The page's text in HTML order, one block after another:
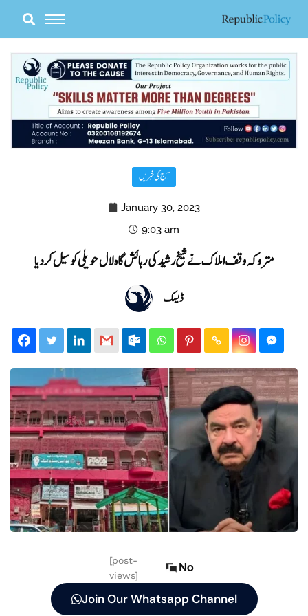
content
آج کی خبریں
January 30, 2023
9:03 am
متروکہ وقف املاک نے شیخ رشید کی رہائش گاہ لال حویلی کو سیل کردیا
ڈیسک
[post-
views]
No
Join Our Whatsapp Channel